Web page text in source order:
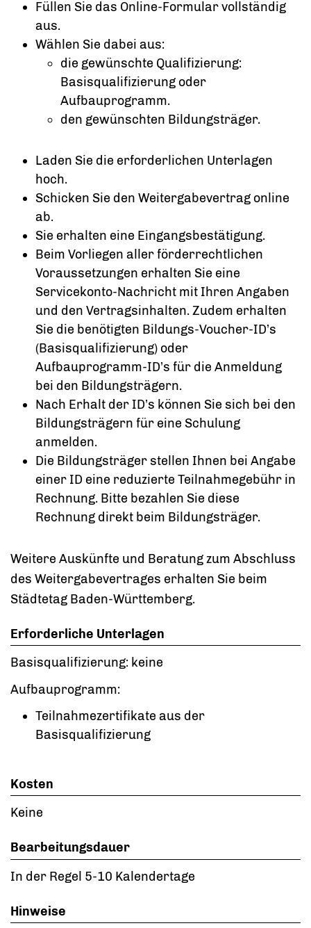
Füllen Sie das Online-Formular vollständig
aus.
Wählen Sie dabei aus:
die gewünschte Qualifizierung:
Basisqualifizierung oder
Aufbauprogramm.
den gewünschten Bildungsträger.
Laden Sie die erforderlichen Unterlagen
hoch.
Schicken Sie den Weitergabevertrag online
ab.
Sie erhalten eine Eingangsbestätigung.
Beim Vorliegen aller förderrechtlichen
Voraussetzungen erhalten Sie eine
Servicekonto-Nachricht mit Ihren Angaben
und den Vertragsinhalten. Zudem erhalten
Sie die benötigten Bildungs-Voucher-ID’s
(Basisqualifizierung) oder
Aufbauprogramm-ID’s für die Anmeldung
bei den Bildungsträgern.
Nach Erhalt der ID’s können Sie sich bei den
Bildungsträgern für eine Schulung
anmelden.
Die Bildungsträger stellen Ihnen bei Angabe
einer ID eine reduzierte Teilnahmegebühr in
Rechnung. Bitte bezahlen Sie diese
Rechnung direkt beim Bildungsträger.
Weitere Auskünfte und Beratung zum Abschluss
des Weitergabevertrages erhalten Sie beim
Städtetag Baden-Württemberg.
Erforderliche Unterlagen
Basisqualifizierung: keine
Aufbauprogramm:
Teilnahmezertifikate aus der
Basisqualifizierung
Kosten
Keine
Bearbeitungsdauer
In der Regel 5-10 Kalendertage
Hinweise